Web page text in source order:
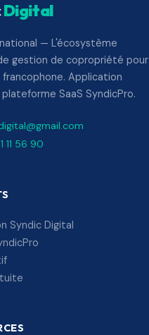
Digital
— L'écosystème
gestion de copropriété pour
francophone. Application
SaaS SyndicPro.
11 56 90
Syndic Digital